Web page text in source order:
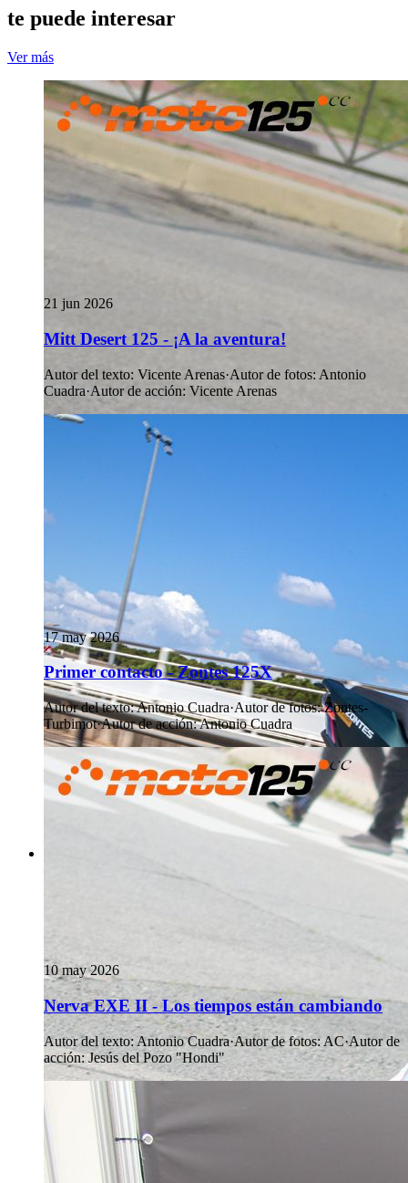
te puede interesar
Ver más
21 jun 2026
Mitt Desert 125 - ¡A la aventura!
Autor del texto: Vicente Arenas·Autor de fotos: Antonio
Cuadra·Autor de acción: Vicente Arenas
17 may 2026
Primer contacto - Zontes 125X
Autor del texto:Antonio Cuadra·Autor de fotos: Zontes-
Turbimot·Autor de acción:Antonio Cuadra
10 may 2026
Nerva EXE II - Los tiempos están cambiando
Autor del texto: Antonio Cuadra·Autor de fotos: AC·Autor de
acción: Jesús del Pozo "Hondi"